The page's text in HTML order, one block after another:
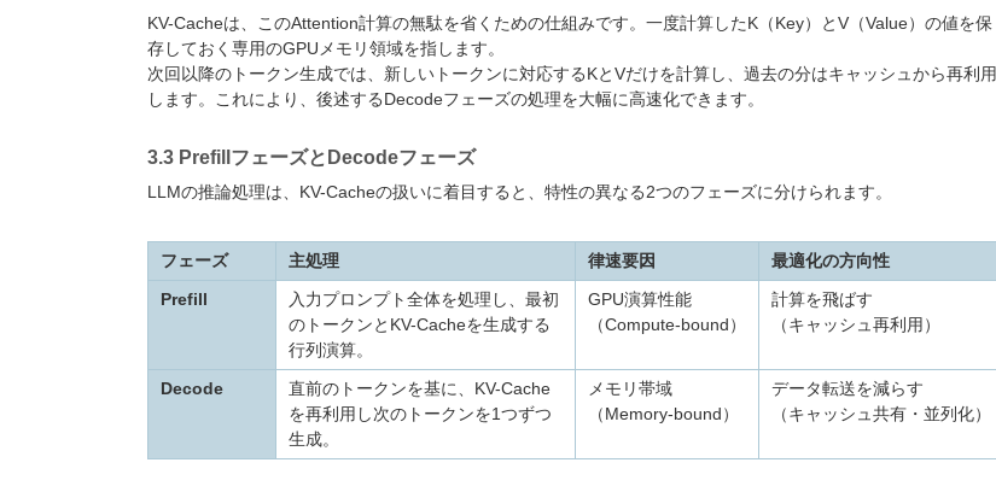
KV-Cacheは、このAttention計算の無駄を省くための仕組みです。一度計算したK（Key）とV（Value）の値を保
存しておく専用のGPUメモリ領域を指します。
次回以降のトークン生成では、新しいトークンに対応するKとVだけを計算し、過去の分はキャッシュから再利用
します。これにより、後述するDecodeフェーズの処理を大幅に高速化できます。
3.3 PrefillフェーズとDecodeフェーズ
LLMの推論処理は、KV-Cacheの扱いに着目すると、特性の異なる2つのフェーズに分けられます。
フェーズ 主処理 律速要因
最適化の方向性
Prefill
入力プロンプト全体を処理し、最初
のトークンとKV-Cacheを生成する
行列演算。
GPU演算性能
（Compute-bound）
計算を飛ばす
（キャッシュ再利用）
Decode
直前のトークンを基に、KV-Cache
を再利用し次のトークンを1つずつ
生成。
メモリ帯域
（Memory-bound）
データ転送を減らす
（キャッシュ共有・並列化）